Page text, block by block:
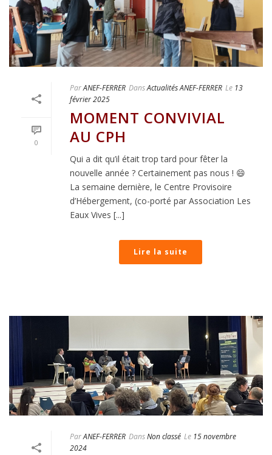
0
ParANEF-FERRER DansActualités ANEF-FERRER Le 13
février 2025
MOMENT CONVIVIAL
AU CPH
Qui a dit qu’il était trop tard pour fêter la
nouvelle année ? Certainement pas nous ! 😄
La semaine dernière, le Centre Provisoire
d’Hébergement, (co-porté par Association Les
Eaux Vives [...]
Lire la suite
ParANEF-FERRER DansNon classé Le 15 novembre
2024